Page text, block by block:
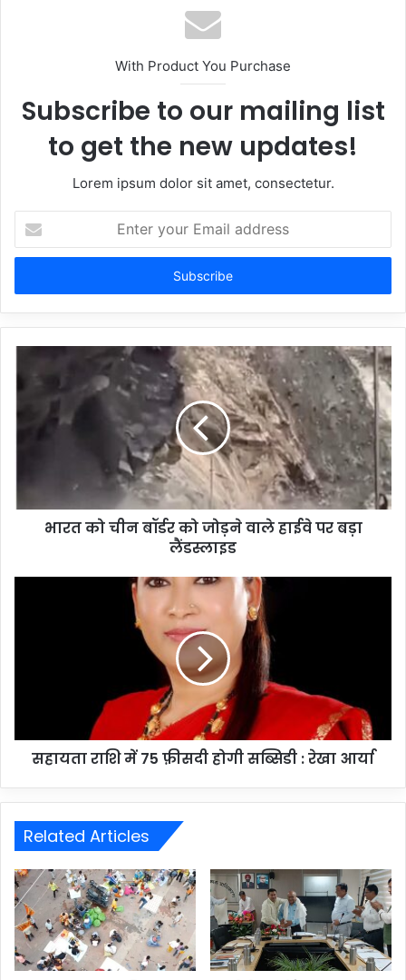
With Product You Purchase
Subscribe to our mailing list
to get the new updates!
Lorem ipsum dolor sit amet, consectetur.
your
Email
भारत को चीन बॉर्डर को जोड़ने वाले हाईवे पर बड़ा
लैंडस्लाइड
सहायता राशि में 75 फ़ीसदी होगी सब्सिडी : रेखा आर्या
Related Articles